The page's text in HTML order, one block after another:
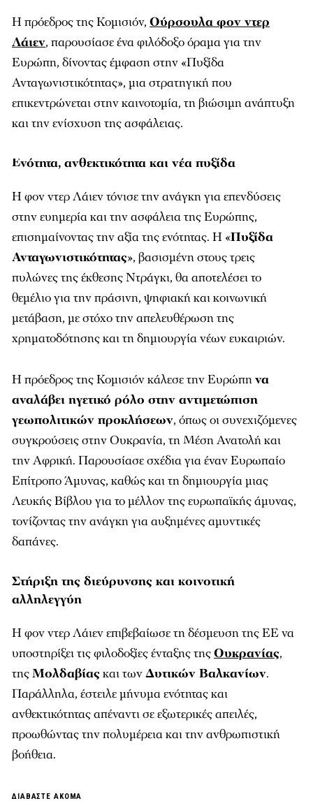
Η πρόεδρος της Κομισιόν, Ούρσουλα φον ντερ
Λάιεν, παρουσίασε ένα φιλόδοξο όραμα για την
Ευρώπη, δίνοντας έμφαση στην «Πυξίδα
Ανταγωνιστικότητας», μια στρατηγική που
επικεντρώνεται στην καινοτομία, τη βιώσιμη ανάπτυξη
και την ενίσχυση της ασφάλειας.
Ενότητα, ανθεκτικότητα και νέα πυξίδα
Η φον ντερ Λάιεν τόνισε την ανάγκη για επενδύσεις
στην ευημερία και την ασφάλεια της Ευρώπης,
επισημαίνοντας την αξία της ενότητας. Η «Πυξίδα
Ανταγωνιστικότητας», βασισμένη στους τρεις
πυλώνες της έκθεσης Ντράγκι, θα αποτελέσει το
θεμέλιο για την πράσινη, ψηφιακή και κοινωνική
μετάβαση, με στόχο την απελευθέρωση της
χρηματοδότησης και τη δημιουργία νέων ευκαιριών.
Η πρόεδρος της Κομισιόν κάλεσε την Ευρώπηνα
αναλάβει ηγετικό ρόλο στην αντιμετώπιση
γεωπολιτικών προκλήσεων, όπως οι συνεχιζόμενες
συγκρούσεις στην Ουκρανία, τη Μέση Ανατολή και
την Αφρική. Παρουσίασε σχέδια για έναν Ευρωπαίο
Επίτροπο Άμυνας, καθώς και τη δημιουργία μιας
Λευκής Βίβλου για το μέλλον της ευρωπαϊκής άμυνας,
τονίζοντας την ανάγκη για αυξημένες αμυντικές
δαπάνες.
Στήριξη της διεύρυνσης και κοινοτική
αλληλεγγύη
Η φον ντερ Λάιεν επιβεβαίωσε τη δέσμευση της ΕΕ να
υποστηρίξει τις φιλοδοξίες ένταξης τηςΟυκρανίας,
τηςΜολδαβίαςκαι τωνΔυτικών Βαλκανίων.
Παράλληλα, έστειλε μήνυμα ενότητας και
ανθεκτικότητας απέναντι σε εξωτερικές απειλές,
προωθώντας την πολυμέρεια και την ανθρωπιστική
βοήθεια.
ΔΙΑΒΑΣΤΕ ΑΚΟΜΑ